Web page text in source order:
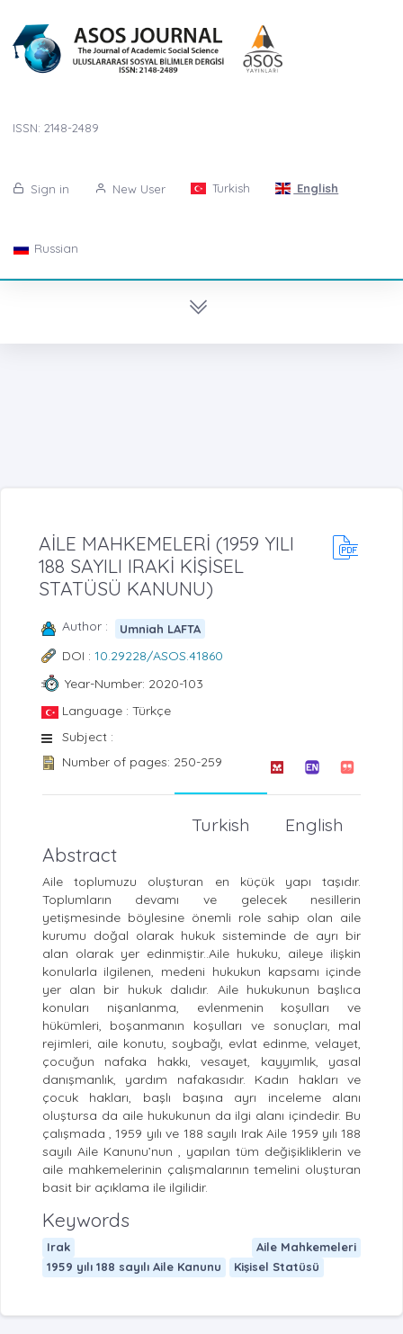
ISSN: 2148-2489
Sign in New User Turkish English
Russian
AİLE MAHKEMELERİ (1959 YILI
188 SAYILI IRAKİ KİŞİSEL
STATÜSÜ KANUNU)
Author : Umniah LAFTA
DOI : 10.29228/ASOS.41860
Year-Number: 2020-103
Language : Türkçe
Subject :
Number of pages: 250-259
English
Turkish
Abstract
Aile toplumuzu oluşturan en küçük yapı taşıdır.
Toplumların devamı ve gelecek nesillerin
yetişmesinde böylesine önemli role sahip olan aile
kurumu doğal olarak hukuk sisteminde de ayrı bir
alan olarak yer edinmiştir..Aile hukuku, aileye ilişkin
konularla ilgilenen, medeni hukukun kapsamı içinde
yer alan bir hukuk dalıdır. Aile hukukunun başlıca
konuları nişanlanma, evlenmenin koşulları ve
hükümleri, boşanmanın koşulları ve sonuçları, mal
rejimleri, aile konutu, soybağı, evlat edinme, velayet,
çocuğun nafaka hakkı, vesayet, kayyımlık, yasal
danışmanlık, yardım nafakasıdır. Kadın hakları ve
çocuk hakları, başlı başına ayrı inceleme alanı
oluştursa da aile hukukunun da ilgi alanı içindedir. Bu
çalışmada , 1959 yılı ve 188 sayılı Irak Aile 1959 yılı 188
sayılı Aile Kanunu’nun , yapılan tüm değişikliklerin ve
aile mahkemelerinin çalışmalarının temelini oluşturan
basit bir açıklama ile ilgilidir.
Keywords
Irak
Aile Mahkemeleri
1959 yılı 188 sayılı Aile Kanunu
Kişisel Statüsü